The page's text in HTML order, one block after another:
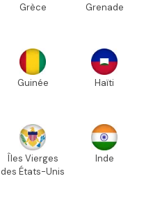
Grèce Grenade
Guinée Haïti
Îles Vierges
des États-Unis
Inde